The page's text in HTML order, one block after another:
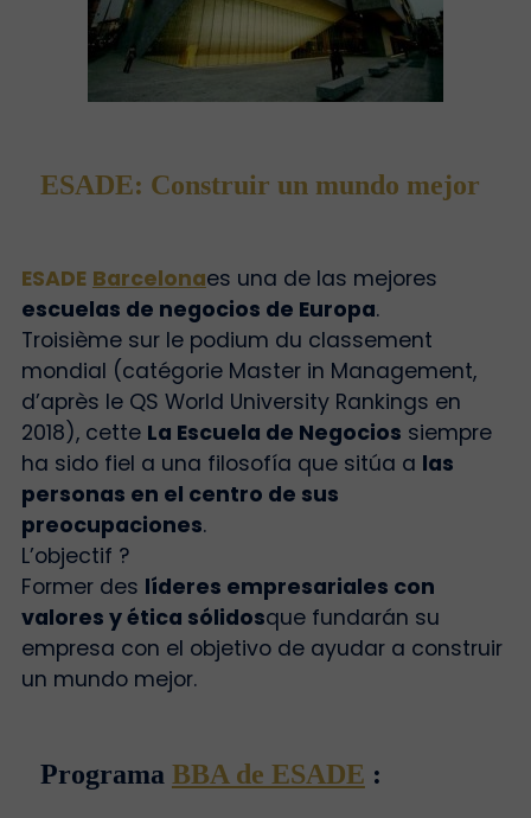
ESADE: Construir un mundo mejor
ESADE Barcelonaes una de las mejores
escuelas de negocios de Europa.
Troisième sur le podium du classement
mondial (catégorie Master in Management,
d’après le QS World University Rankings en
2018), cette La Escuela de Negocios siempre
ha sido fiel a una filosofía que sitúa a las
personas en el centro de sus
preocupaciones.
L’objectif ?
Former des líderes empresariales con
valores y ética sólidosque fundarán su
empresa con el objetivo de ayudar a construir
un mundo mejor.
Programa BBA de ESADE :